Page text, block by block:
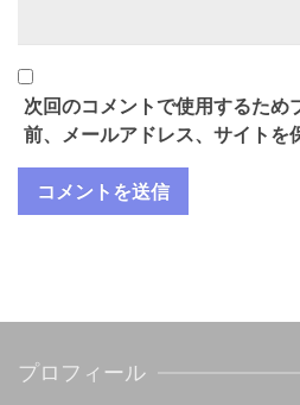
次回のコメントで使用するため
前、メールアドレス、サイトを
プロフィール